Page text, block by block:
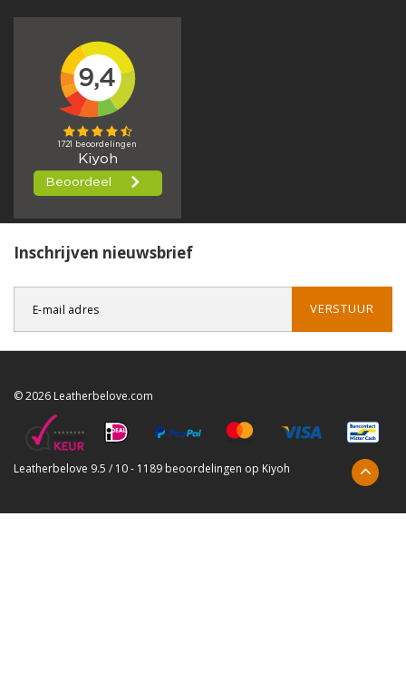
Inschrijven nieuwsbrief
VERSTUUR
© 2026 Leatherbelove.com
Leatherbelove 9.5 / 10- 1189 beoordelingen op Kiyoh